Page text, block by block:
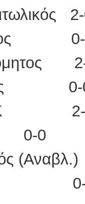
0-
ΠΑΟΚ
0-0
(Αναβλ.)
0-